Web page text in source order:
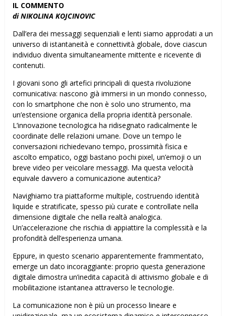
IL COMMENTO
di NIKOLINA KOJCINOVIC
Dall’era dei messaggi sequenziali e lenti siamo approdati a un
universo di istantaneità e connettività globale, dove ciascun
individuo diventa simultaneamente mittente e ricevente di
contenuti.
I giovani sono gli artefici principali di questa rivoluzione
comunicativa: nascono già immersi in un mondo connesso,
con lo smartphone che non è solo uno strumento, ma
un’estensione organica della propria identità personale.
L’innovazione tecnologica ha ridisegnato radicalmente le
coordinate delle relazioni umane. Dove un tempo le
conversazioni richiedevano tempo, prossimità fisica e
ascolto empatico, oggi bastano pochi pixel, un’emoji o un
breve video per veicolare messaggi. Ma questa velocità
equivale davvero a comunicazione autentica?
Navighiamo tra piattaforme multiple, costruendo identità
liquide e stratificate, spesso più curate e controllate nella
dimensione digitale che nella realtà analogica.
Un’accelerazione che rischia di appiattire la complessità e la
profondità dell’esperienza umana.
Eppure, in questo scenario apparentemente frammentato,
emerge un dato incoraggiante: proprio questa generazione
digitale dimostra un’inedita capacità di attivismo globale e di
mobilitazione istantanea attraverso le tecnologie.
La comunicazione non è più un processo lineare e